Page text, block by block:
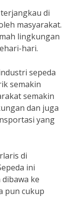
di
masyarakat.
lingkungan
hari.
sepeda
semakin
semakin
dan juga
yang
di
ini
ke
pun cukup